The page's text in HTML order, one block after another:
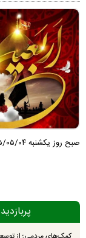
صبح روز یکشنبه ۱۴۰۵/۰۵/۰۴ زنجان را به مقصد عراق ترک کردند.
پربازدید